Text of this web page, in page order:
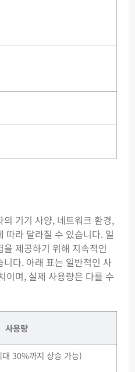
기기 사양, 네트워크 환경,
따라 달라질 수 있습니다. 일
제공하기 위해 지속적인
다. 아래 표는 일반적인 사
이며, 실제 사용량은 다를 수
사용량
30%까지 상승 가능)